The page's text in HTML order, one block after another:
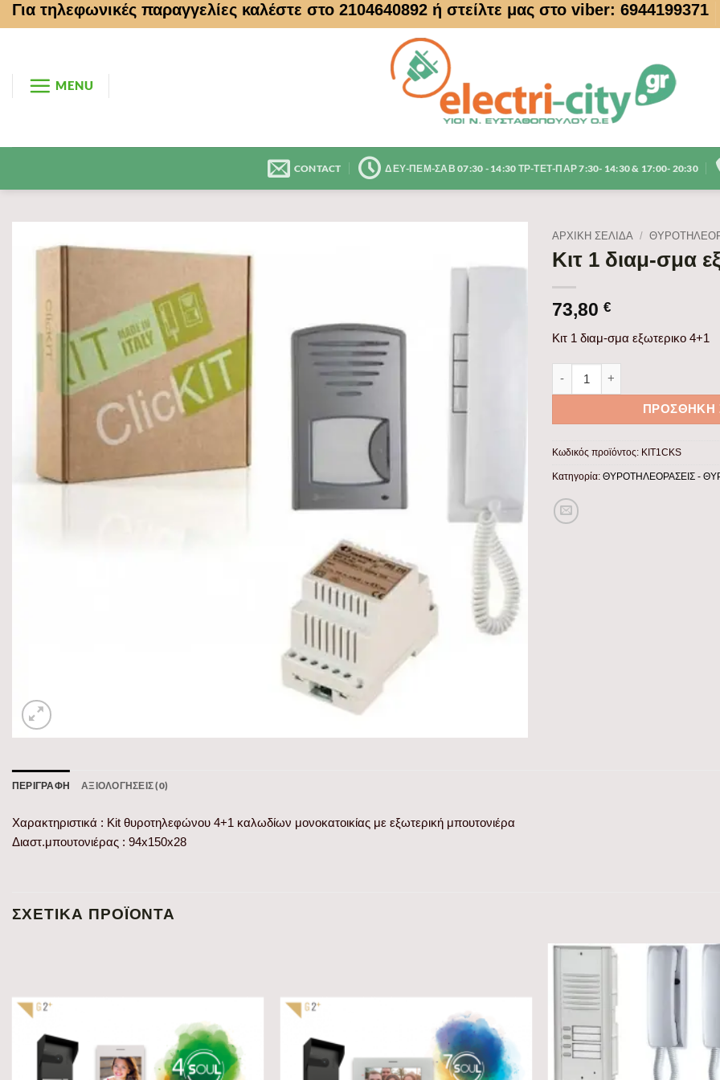
Μετάβαση
στο
Για τηλεφωνικές παραγγελίες καλέστε στο 2104640892 ή στείλτε μας στο viber: 6944199371
MENU
CONTACT ΔΕΥ-ΠΕΜ-ΣΑΒ 07:30 - 14:30 ΤΡ-ΤΕΤ-ΠΑΡ 7:30- 14:30 & 17:00- 20:30
ΑΡΧΙΚΉ ΣΕΛΊΔΑ /
Κιτ 1 διαμ-σμα
73,80 €
Κιτ 1 διαμ-σμα εξωτερικο 4+1
Κιτ 1 διαμ-σμα εξωτερικο 4+1
ΠΡΟΣΘΉΚΗ
Κωδικός προϊόντος: KIT1CKS
Κατηγορία: ΘΥΡΟΤΗΛΕΟΡΑΣΕΙΣ -
ΠΕΡΙΓΡΑΦΉ ΑΞΙΟΛΟΓΉΣΕΙΣ (0)
Χαρακτηριστικά : Kit θυροτηλεφώνου 4+1 καλωδίων μονοκατοικίας με εξωτερική μπουτονιέρα
Διαστ.μπουτονιέρας : 94x150x28
ΣΧΕΤΙΚΆ ΠΡΟΪΌΝΤΑ